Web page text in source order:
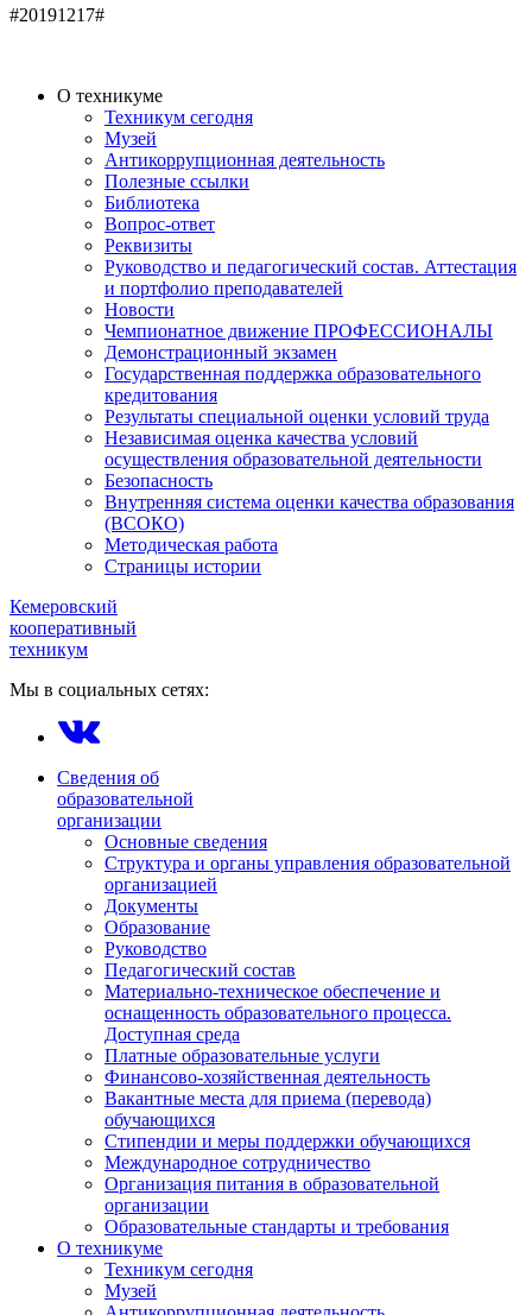
#20191217#
О техникуме
Техникум сегодня
Музей
Антикоррупционная деятельность
Полезные ссылки
Библиотека
Вопрос-ответ
Реквизиты
Руководство и педагогический состав. Аттестация
и портфолио преподавателей
Новости
Чемпионатное движение ПРОФЕССИОНАЛЫ
Демонстрационный экзамен
Государственная поддержка образовательного
кредитования
Результаты специальной оценки условий труда
Независимая оценка качества условий
осуществления образовательной деятельности
Безопасность
Внутренняя система оценки качества образования
(ВСОКО)
Методическая работа
Страницы истории
Кемеровский
кооперативный
техникум
Мы в социальных сетях:
Сведения об
образовательной
организации
Основные сведения
Структура и органы управления образовательной
организацией
Документы
Образование
Руководство
Педагогический состав
Материально-техническое обеспечение и
оснащенность образовательного процесса.
Доступная среда
Платные образовательные услуги
Финансово-хозяйственная деятельность
Вакантные места для приема (перевода)
обучающихся
Стипендии и меры поддержки обучающихся
Международное сотрудничество
Организация питания в образовательной
организации
Образовательные стандарты и требования
О техникуме
Техникум сегодня
Музей